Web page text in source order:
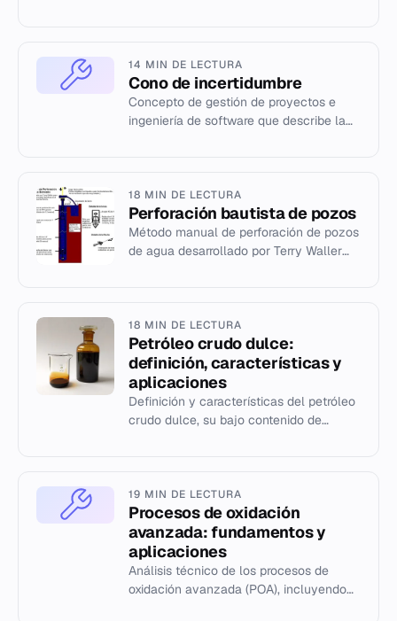
14 MIN DE LECTURA
Cono de incertidumbre
Concepto de gestión de proyectos e
ingeniería de software que describe la
18 MIN DE LECTURA
Perforación bautista de pozos
Método manual de perforación de pozos
de agua desarrollado por Terry Waller
18 MIN DE LECTURA
Petróleo crudo dulce:
definición, características y
aplicaciones
Definición y características del petróleo
crudo dulce, su bajo contenido de
19 MIN DE LECTURA
Procesos de oxidación
avanzada: fundamentos y
aplicaciones
Análisis técnico de los procesos de
oxidación avanzada (POA), incluyendo